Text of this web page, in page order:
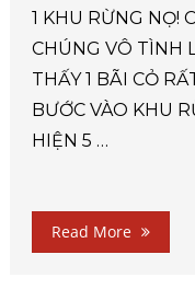
1 KHU RỪNG NỌ!
CHÚNG VÔ TÌNH
THẤY 1 BÃI CỎ
BƯỚC VÀO KHU
HIỆN 5 …
Read More